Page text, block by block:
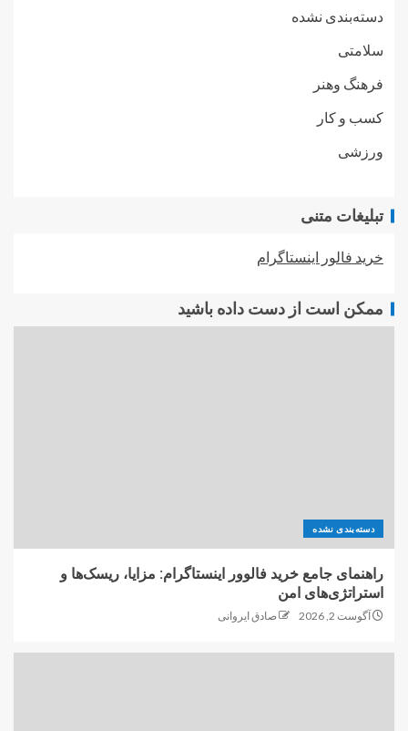
دسته‌بندی نشده
سلامتی
فرهنگ وهنر
کسب و کار
ورزشی
تبلیغات متنی
خرید فالور اینستاگرام
ممکن است از دست داده باشید
دسته‌بندی نشده
راهنمای جامع خرید فالوور اینستاگرام: مزایا، ریسک‌ها و
استراتژی‌های امن
آگوست 2, 2026 صادق ایروانی